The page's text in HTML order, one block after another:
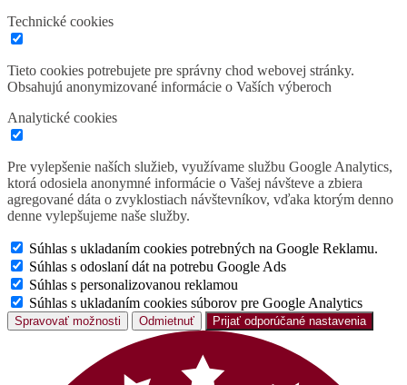
Technické cookies
Tieto cookies potrebujete pre správny chod webovej stránky.
Obsahujú anonymizované informácie o Vaších výberoch
Analytické cookies
Pre vylepšenie naších služieb, využívame službu Google Analytics,
ktorá odosiela anonymné informácie o Vašej návšteve a zbiera
agregované dáta o zvyklostiach návštevníkov, vďaka ktorým denno
denne vylepšujeme naše služby.
Súhlas s ukladaním cookies potrebných na Google Reklamu.
Súhlas s odoslaní dát na potrebu Google Ads
Súhlas s personalizovanou reklamou
Súhlas s ukladaním cookies súborov pre Google Analytics
Spravovať možnosti Odmietnuť Prijať odporúčané nastavenia